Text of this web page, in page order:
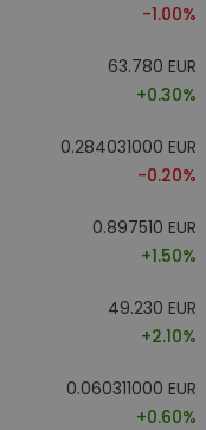
-1.00%
63.780 EUR
+0.30%
0.284031000 EUR
-0.20%
0.897510 EUR
+1.50%
49.230 EUR
+2.10%
0.060311000 EUR
+0.60%